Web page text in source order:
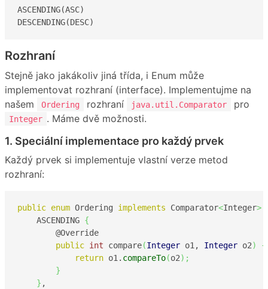
ASCENDING(ASC)
DESCENDING(DESC)
Rozhraní
Stejně jako jakákoliv jiná třída, i Enum může
implementovat rozhraní (interface). Implementujme na
našem
Ordering rozhraní java.util.Comparator pro
Integer . Máme dvě možnosti.
1. Speciální implementace pro každý prvek
Každý prvek si implementuje vlastní verze metod
rozhraní:
public enum Ordering implements Comparator<Integer>
    ASCENDING
{
        @Override
public int compare(Integer o1, Integer o2)
{
return o1. compareTo(o2) ;
}
} ,